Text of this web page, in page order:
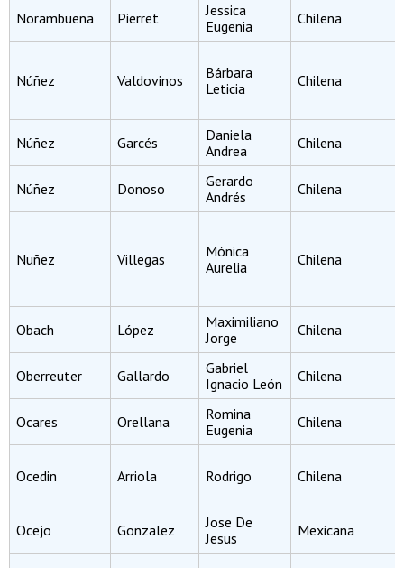
Norambuena Pierret
Jessica
Eugenia
Chilena
Núñez Valdovinos
Bárbara
Leticia
Chilena
Núñez Garcés
Daniela
Andrea
Chilena
Núñez Donoso
Gerardo
Andrés
Chilena
Nuñez Villegas
Mónica
Aurelia
Chilena
Obach López
Maximiliano
Jorge
Chilena
Oberreuter Gallardo
Gabriel
Ignacio León
Chilena
Ocares Orellana
Romina
Eugenia
Chilena
Ocedin Arriola Rodrigo Chilena
Ocejo Gonzalez
Jose De
Jesus
Mexicana